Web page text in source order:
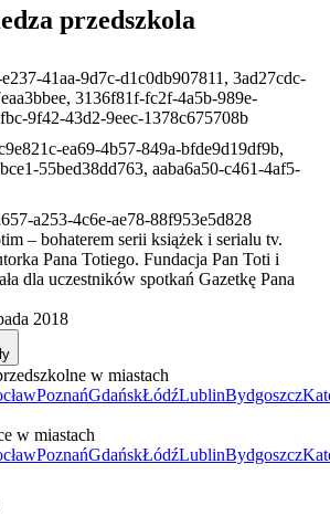
przedszkola
41aa-9d7c-d1c0db907811, 3ad27cdc-
3136f81f-fc2f-4a5b-989e-
9f42-43d2-9eec-1378c675708b
ea69-4b57-849a-bfde9d19df9b,
55bed38dd763, aaba6a50-c461-4af5-
a253-4c6e-ae78-88f953e5d828
– bohaterem serii książek i serialu tv.
Pana Totiego. Fundacja Pan Toti i
dla uczestników spotkań Gazetkę Pana
2018
w miastach
PoznańGdańskŁódźLublinBydgoszcz
w miastach
PoznańGdańskŁódźLublinBydgoszcz